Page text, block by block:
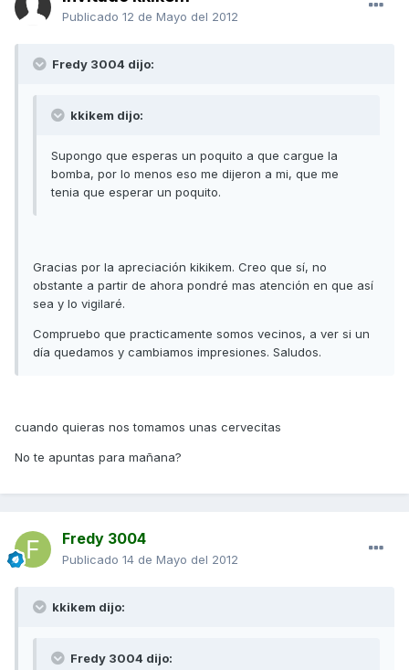
Publicado 12 de Mayo del 2012
Fredy 3004 dijo:
kkikem dijo:
Supongo que esperas un poquito a que cargue la
bomba, por lo menos eso me dijeron a mi, que me
tenia que esperar un poquito.
Gracias por la apreciación kikikem. Creo que sí, no
obstante a partir de ahora pondré mas atención en que así
sea y lo vigilaré.
Compruebo que practicamente somos vecinos, a ver si un
día quedamos y cambiamos impresiones. Saludos.
cuando quieras nos tomamos unas cervecitas
No te apuntas para mañana?
Fredy 3004
Publicado 14 de Mayo del 2012
kkikem dijo:
Fredy 3004 dijo: